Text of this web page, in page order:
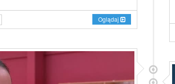
Oglądaj